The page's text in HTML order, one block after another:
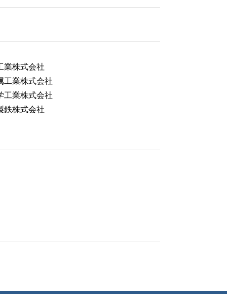
業株式会社
工業株式会社
工業株式会社
鉄株式会社